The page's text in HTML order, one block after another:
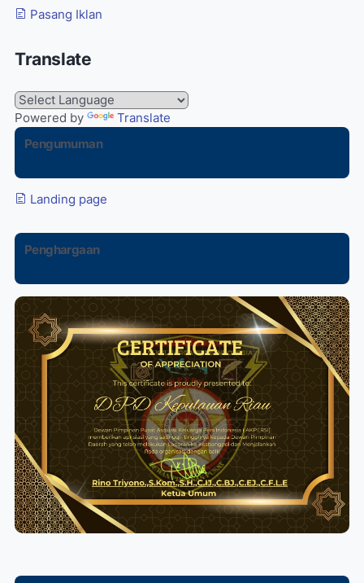
Pasang Iklan
Translate
Powered by
Translate
Pengumuman
Landing page
Penghargaan